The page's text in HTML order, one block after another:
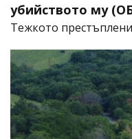
убийството му
​Тежкото